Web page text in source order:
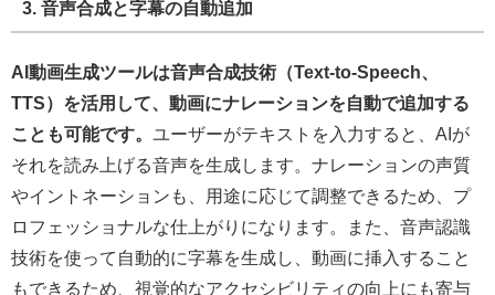
3. 音声合成と字幕の自動追加
AI動画生成ツールは音声合成技術（Text-to-Speech、
TTS）を活用して、動画にナレーションを自動で追加する
ことも可能です。 ユーザーがテキストを入力すると、AIが
それを読み上げる音声を生成します。ナレーションの声質
やイントネーションも、用途に応じて調整できるため、プ
ロフェッショナルな仕上がりになります。また、音声認識
技術を使って自動的に字幕を生成し、動画に挿入すること
もできるため、視覚的なアクセシビリティの向上にも寄与